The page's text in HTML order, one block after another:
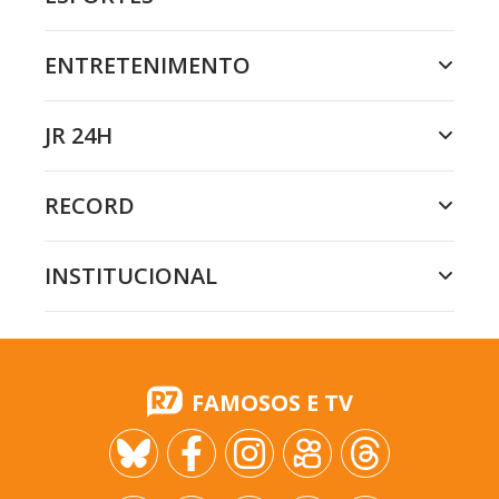
ENTRETENIMENTO
JR 24H
RECORD
INSTITUCIONAL
FAMOSOS E TV